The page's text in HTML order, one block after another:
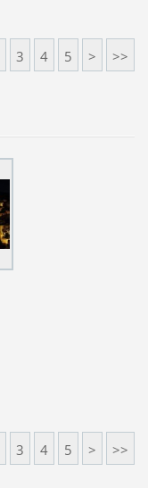
3 4 5 > >>
3 4 5 > >>